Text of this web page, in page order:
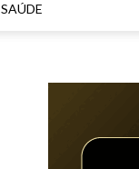
SAÚDE